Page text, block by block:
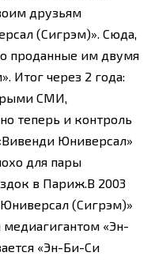
друзьям
(Сигрэм)». Сюда,
проданные им двумя
Итог через 2 года:
СМИ,
теперь и контроль
Юниверсал»
для пары
в Париж.В 2003
(Сигрэм)»
«Эн-
«Эн-Би-Си